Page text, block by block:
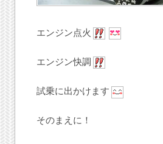
エンジン点火
エンジン快調
試乗に出かけます
そのまえに！